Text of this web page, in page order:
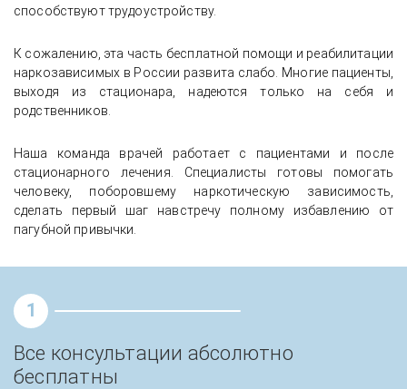
способствуют трудоустройству.
К сожалению, эта часть бесплатной помощи и реабилитации
наркозависимых в России развита слабо. Многие пациенты,
выходя из стационара, надеются только на себя и
родственников.
Наша команда врачей работает с пациентами и после
стационарного лечения. Специалисты готовы помогать
человеку, поборовшему наркотическую зависимость,
сделать первый шаг навстречу полному избавлению от
пагубной привычки.
1
Все консультации абсолютно
бесплатны